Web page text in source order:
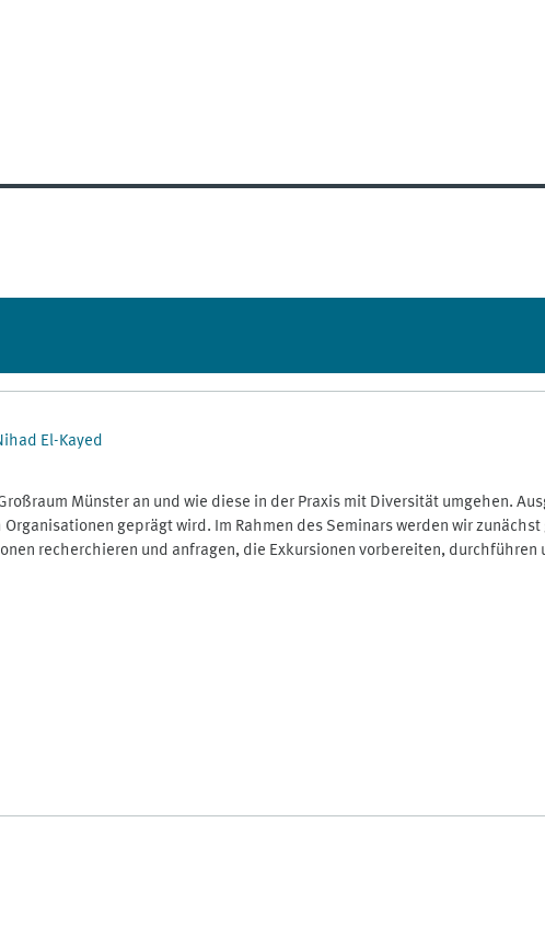
El-Kayed
Münster an und wie diese in der Praxis mit Diversität umgehen.
geprägt wird. Im Rahmen des Seminars werden wir
recherchieren und anfragen, die Exkursionen vorbereiten, durchführen